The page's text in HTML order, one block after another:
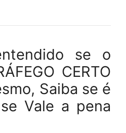
se o
CERTO
Saiba se é
Vale a pena